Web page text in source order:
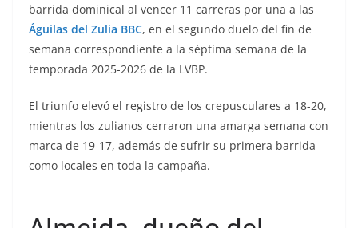
barrida dominical al vencer 11 carreras por una a las
Águilas del Zulia BBC, en el segundo duelo del fin de
semana correspondiente a la séptima semana de la
temporada 2025-2026 de la LVBP.
El triunfo elevó el registro de los crepusculares a 18-20,
mientras los zulianos cerraron una amarga semana con
marca de 19-17, además de sufrir su primera barrida
como locales en toda la campaña.